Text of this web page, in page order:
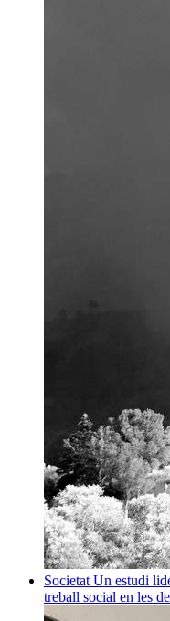
Societat Un estudi
treball social en les